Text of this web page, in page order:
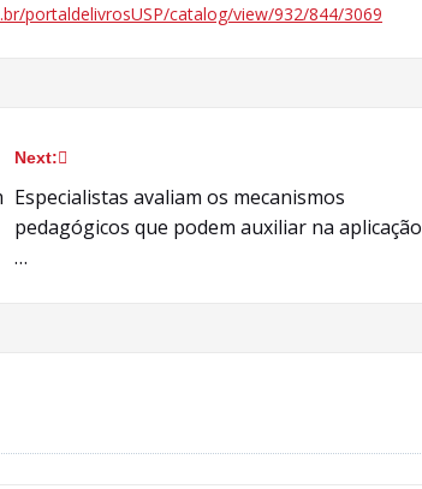
portaldelivrosUSP/catalog/view/932/844/3069
Next:
Especialistas avaliam os mecanismos
pedagógicos que podem auxiliar na aplicação
…